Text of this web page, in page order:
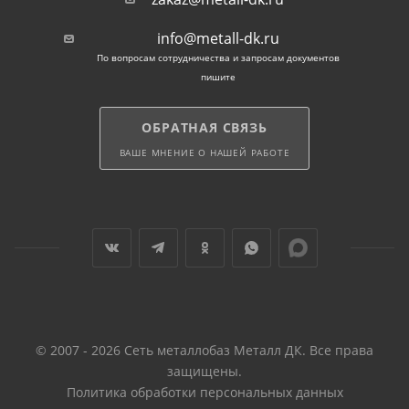
небольших пологих и скатных крыш с уклоном.
Для защиты сооружения от затекания лист
укладывают внахлест на 1-2 ребра.
Условия покупки
Чехове. Доставка выполняется в течение 3-4
рабочих дней после оплаты.
info@metall-dk.ru
По вопросам сотрудничества и запросам документов
пишите
ОБРАТНАЯ СВЯЗЬ
ВАШЕ МНЕНИЕ О НАШЕЙ РАБОТЕ
© 2007 - 2026 Сеть металлобаз Металл ДК. Все права
защищены.
Политика обработки персональных данных